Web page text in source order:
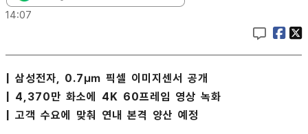
14:07
| 삼성전자, 0.7㎛ 픽셀 이미지센서 공개
| 4,370만 화소에 4K 60프레임 영상 녹화
| 고객 수요에 맞춰 연내 본격 양산 예정